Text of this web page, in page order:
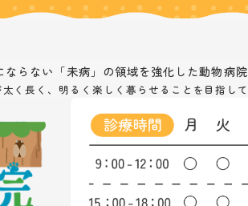
ならない「未病」の領域を強化した動物病院
く長く、 明るく楽しく暮らせることを目指して